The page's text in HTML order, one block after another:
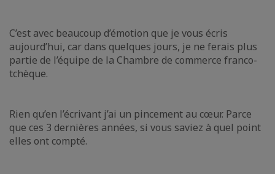
C’est avec beaucoup d’émotion que je vous écris
aujourd’hui, car dans quelques jours, je ne ferais plus
partie de l’équipe de la Chambre de commerce franco-
tchèque.
Rien qu’en l’écrivant j’ai un pincement au cœur. Parce
que ces 3 dernières années, si vous saviez à quel point
elles ont compté.